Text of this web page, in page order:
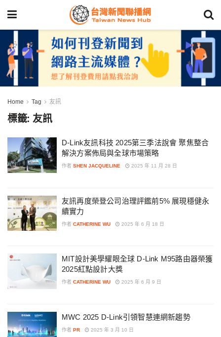
Home Tag 友訊
標籤:友訊
D-Link友訊科技 2025第三季法說會 聚焦整合
解決方案佈局與全球市場策略
作者 SHEN JACQUELINE 2025 年 11 月 28 日
友訊再度榮登公司治理評鑑前5% 展現穩健永
續實力
作者 CATHERINE WU 2025 年 6 月 18 日
MIT設計美學耀眼全球 D-Link M95路由器榮獲
2025紅點設計大獎
作者 CATHERINE WU 2025 年 6 月 9 日
MWC 2025 D-Link引領智慧連網新趨勢
作者 PR 2025 年 3 月 10 日